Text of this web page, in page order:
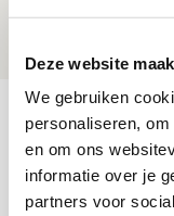
Deze website
We gebruiken
personaliseren,
en om ons
informatie over je
partners voor
08 AUGUSTUS 2026 - 12:32
Míchels elf:
jij aan nieuw
08 AUGUSTUS 2026 - 11:34
NIEUWS